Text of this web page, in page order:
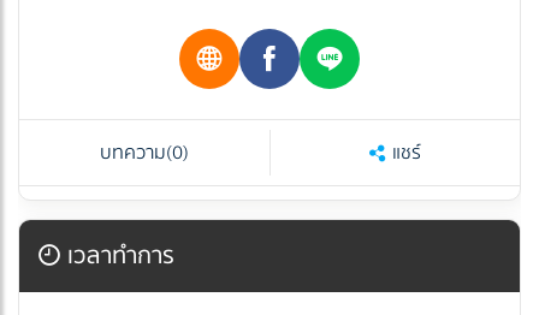
บทความ(0) แชร์
เวลาทำการ